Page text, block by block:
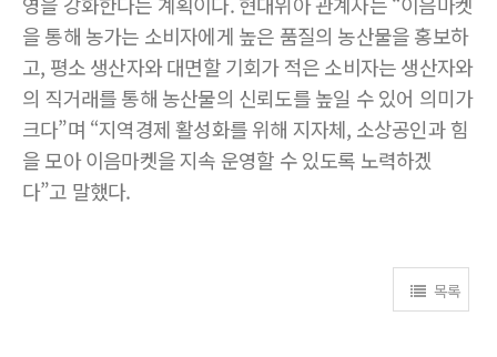
을 통해 농가는 소비자에게 높은 품질의 농산물을 홍보하
고, 평소 생산자와 대면할 기회가 적은 소비자는 생산자와
의 직거래를 통해 농산물의 신뢰도를 높일 수 있어 의미가
크다”며 “지역경제 활성화를 위해 지자체, 소상공인과 힘
을 모아 이음마켓을 지속 운영할 수 있도록 노력하겠
다”고 말했다.
목록